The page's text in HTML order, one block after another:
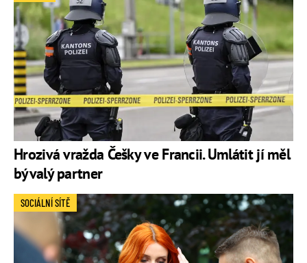
Hrozivá vražda Češky ve Francii. Umlátit jí měl
bývalý partner
SOCIÁLNÍ SÍTĚ